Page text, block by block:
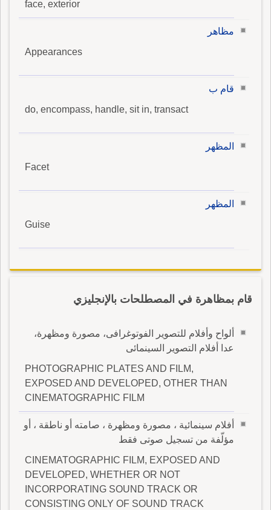
face, exterior
مظاهر
Appearances
قام ب
do, encompass, handle, sit in, transact
المظهر
Facet
المظهر
Guise
قام بمظاهرة في المصطلحات بالإنجليزي
ألواح وأفلام للتصوير الفوتوغرافى، مصورة ومظهرة،
عدا أفلام التصوير السينمائى
PHOTOGRAPHIC PLATES AND FILM,
EXPOSED AND DEVELOPED, OTHER THAN
CINEMATOGRAPHIC FILM
أفلام سينمائية ، مصورة ومظهرة ، صامته أو ناطقة ، أو
مؤلّفة من تسجيل صوتى فقط
CINEMATOGRAPHIC FILM, EXPOSED AND
DEVELOPED, WHETHER OR NOT
INCORPORATING SOUND TRACK OR
CONSISTING ONLY OF SOUND TRACK